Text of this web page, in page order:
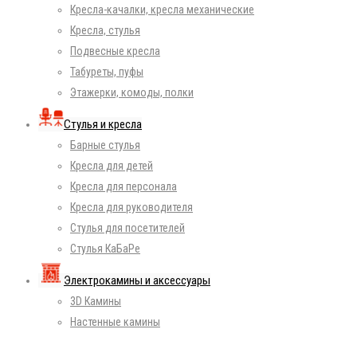
Кресла-качалки, кресла механические
Кресла, стулья
Подвесные кресла
Табуреты, пуфы
Этажерки, комоды, полки
Стулья и кресла
Барные стулья
Кресла для детей
Кресла для персонала
Кресла для руководителя
Стулья для посетителей
Стулья КаБаРе
Электрокамины и аксессуары
3D Камины
Настенные камины